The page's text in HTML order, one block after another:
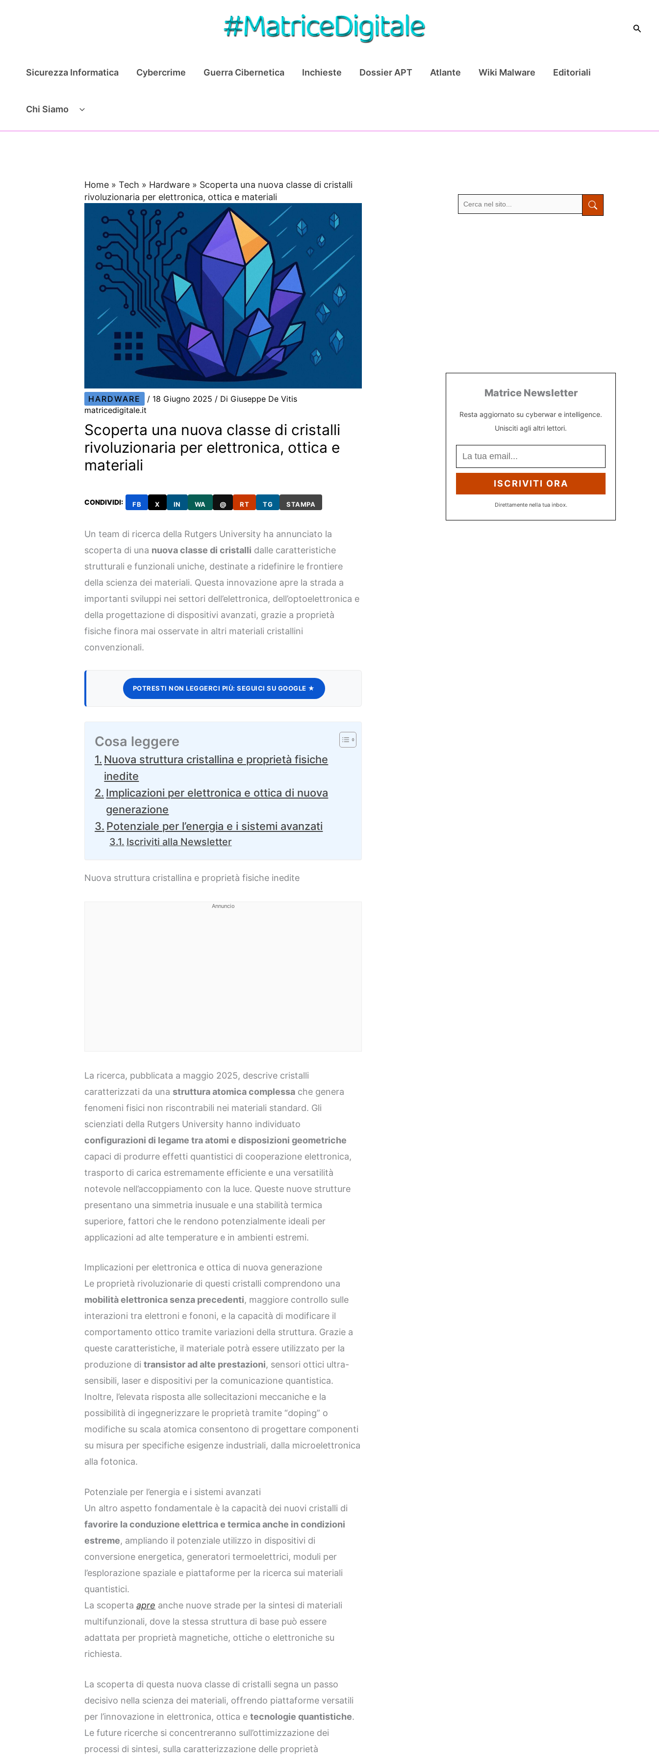
Cerca
Sicurezza Informatica Cybercrime Guerra Cibernetica Inchieste Dossier APT Atlante Wiki Malware Editoriali
Chi Siamo
Home »Tech » Hardware » Scoperta una nuova classe di cristalli
rivoluzionaria per elettronica, ottica e materiali
HARDWARE / 18 Giugno 2025 / Di Giuseppe De Vitis
matricedigitale.it
Scoperta una nuova classe di cristalli
rivoluzionaria per elettronica, ottica e
materiali
CONDIVIDI: FB X IN WA @ RT TG STAMPA
Un team di ricerca della Rutgers University ha annunciato la
scoperta di una nuova classe di cristalli dalle caratteristiche
strutturali e funzionali uniche, destinate a ridefinire le frontiere
della scienza dei materiali. Questa innovazione apre la strada a
importanti sviluppi nei settori dell’elettronica, dell’optoelettronica e
della progettazione di dispositivi avanzati, grazie a proprietà
fisiche finora mai osservate in altri materiali cristallini
convenzionali.
POTRESTI NON LEGGERCI PIÙ: SEGUICI SU GOOGLE ★
Cosa leggere
Nuova struttura cristallina e proprietà fisiche
inedite
Implicazioni per elettronica e ottica di nuova
generazione
Potenziale per l’energia e i sistemi avanzati
Iscriviti alla Newsletter
Nuova struttura cristallina e proprietà fisiche inedite
Annuncio
La ricerca, pubblicata a maggio 2025, descrive cristalli
caratterizzati da una struttura atomica complessa che genera
fenomeni fisici non riscontrabili nei materiali standard. Gli
scienziati della Rutgers University hanno individuato
configurazioni di legame tra atomi e disposizioni geometriche
capaci di produrre effetti quantistici di cooperazione elettronica,
trasporto di carica estremamente efficiente e una versatilità
notevole nell’accoppiamento con la luce. Queste nuove strutture
presentano una simmetria inusuale e una stabilità termica
superiore, fattori che le rendono potenzialmente ideali per
applicazioni ad alte temperature e in ambienti estremi.
Implicazioni per elettronica e ottica di nuova generazione
Le proprietà rivoluzionarie di questi cristalli comprendono una
mobilità elettronica senza precedenti, maggiore controllo sulle
interazioni tra elettroni e fononi, e la capacità di modificare il
comportamento ottico tramite variazioni della struttura. Grazie a
queste caratteristiche, il materiale potrà essere utilizzato per la
produzione ditransistor ad alte prestazioni, sensori ottici ultra-
sensibili, laser e dispositivi per la comunicazione quantistica.
Inoltre, l’elevata risposta alle sollecitazioni meccaniche e la
possibilità di ingegnerizzare le proprietà tramite “doping” o
modifiche su scala atomica consentono di progettare componenti
su misura per specifiche esigenze industriali, dalla microelettronica
alla fotonica.
Potenziale per l’energia e i sistemi avanzati
Un altro aspetto fondamentale è la capacità dei nuovi cristalli di
favorire la conduzione elettrica e termica anche in condizioni
estreme, ampliando il potenziale utilizzo in dispositivi di
conversione energetica, generatori termoelettrici, moduli per
l’esplorazione spaziale e piattaforme per la ricerca sui materiali
quantistici.
La scopertaapre anche nuove strade per la sintesi di materiali
multifunzionali, dove la stessa struttura di base può essere
adattata per proprietà magnetiche, ottiche o elettroniche su
richiesta.
La scoperta di questa nuova classe di cristalli segna un passo
decisivo nella scienza dei materiali, offrendo piattaforme versatili
per l’innovazione in elettronica, ottica etecnologie quantistiche.
Le future ricerche si concentreranno sull’ottimizzazione dei
processi di sintesi, sulla caratterizzazione delle proprietà
Matrice Newsletter
Resta aggiornato su cyberwar e intelligence.
Unisciti agli altri lettori.
ISCRIVITI ORA
Direttamente nella tua inbox.